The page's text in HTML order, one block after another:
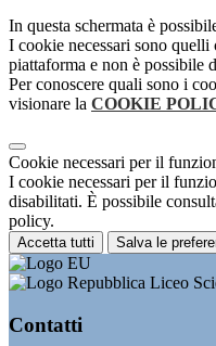
In questa schermata è
I cookie necessari sono
piattaforma e non è possibile
Per conoscere quali sono i
visionare la COOKIE
Cookie necessari per il
I cookie necessari per il
disabilitati. È possibile
policy.
Accetta tutti Salva le
Liceo
Contatti